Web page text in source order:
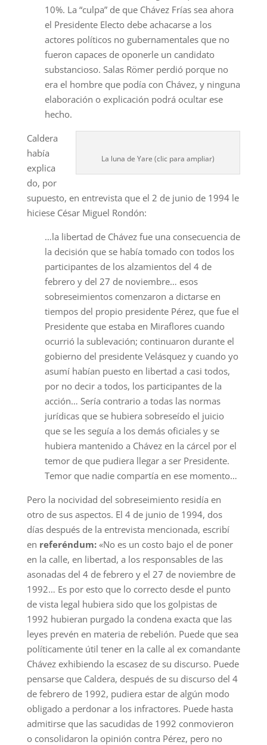
10%. La “culpa” de que Chávez Frías sea ahora
el Presidente Electo debe achacarse a los
actores políticos no gubernamentales que no
fueron capaces de oponerle un candidato
substancioso. Salas Römer perdió porque no
era el hombre que podía con Chávez, y ninguna
elaboración o explicación podrá ocultar ese
hecho.
La luna de Yare (clic para ampliar)
Caldera
había
explica
do, por
supuesto, en entrevista que el 2 de junio de 1994 le
hiciese César Miguel Rondón:
…la libertad de Chávez fue una consecuencia de
la decisión que se había tomado con todos los
participantes de los alzamientos del 4 de
febrero y del 27 de noviembre… esos
sobreseimientos comenzaron a dictarse en
tiempos del propio presidente Pérez, que fue el
Presidente que estaba en Miraflores cuando
ocurrió la sublevación; continuaron durante el
gobierno del presidente Velásquez y cuando yo
asumí habían puesto en libertad a casi todos,
por no decir a todos, los participantes de la
acción… Sería contrario a todas las normas
jurídicas que se hubiera sobreseído el juicio
que se les seguía a los demás oficiales y se
hubiera mantenido a Chávez en la cárcel por el
temor de que pudiera llegar a ser Presidente.
Temor que nadie compartía en ese momento…
Pero la nocividad del sobreseimiento residía en
otro de sus aspectos. El 4 de junio de 1994, dos
días después de la entrevista mencionada, escribí
en referéndum: «No es un costo bajo el de poner
en la calle, en libertad, a los responsables de las
asonadas del 4 de febrero y el 27 de noviembre de
1992… Es por esto que lo correcto desde el punto
de vista legal hubiera sido que los golpistas de
1992 hubieran purgado la condena exacta que las
leyes prevén en materia de rebelión. Puede que sea
políticamente útil tener en la calle al ex comandante
Chávez exhibiendo la escasez de su discurso. Puede
pensarse que Caldera, después de su discurso del 4
de febrero de 1992, pudiera estar de algún modo
obligado a perdonar a los infractores. Puede hasta
admitirse que las sacudidas de 1992 conmovieron
o consolidaron la opinión contra Pérez, pero no